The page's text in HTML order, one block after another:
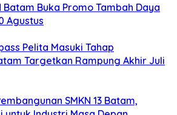
Batam Buka Promo Tambah Daya
Agustus
Pelita Masuki Tahap
Targetkan Rampung Akhir Juli
SMKN 13 Batam,